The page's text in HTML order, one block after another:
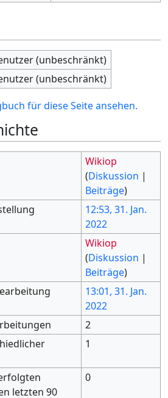
(unbeschränkt)
(unbeschränkt)
für diese Seite ansehen.
Wikiop
(Diskussion |
Beiträge)
12:53, 31. Jan.
2022
Wikiop
(Diskussion |
Beiträge)
13:01, 31. Jan.
2022
2
1
letzten 90
0